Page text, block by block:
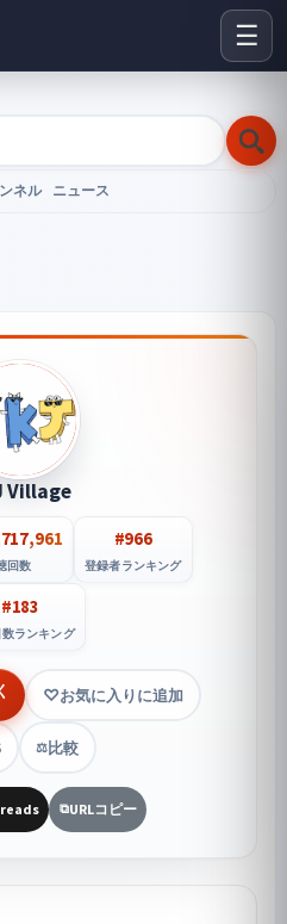
☰
ネル ニュース
Village
回数
#966
登録者ランキング
#183
ランキング
お気に入りに追加
⚖️比較
⧉URLコピー